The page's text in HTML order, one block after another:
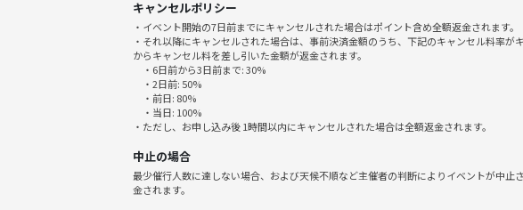
ご質問等あればお気軽にご連絡ください！
ぜひご応募ください、よろしくお願い致します😊
キャンセルポリシー
・イベント開始の7日前までにキャンセルされた場合はポイント含め全額返金されます。
・それ以降にキャンセルされた場合は、事前決済金額のうち、下記のキャンセル料率
からキャンセル料を差し引いた金額が返金されます。
・6日前から3日前まで: 30%
・2日前: 50%
・前日: 80%
・当日: 100%
・ただし、お申し込み後 1時間以内にキャンセルされた場合は全額返金されます。
中止の場合
最少催行人数に達しない場合、および天候不順など主催者の判断によりイベントが中止
金されます。